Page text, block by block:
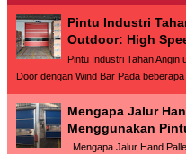
Pintu Industri
Outdoor: High
Pintu Industri Tahan Angin
Door dengan Wind Bar Pada
Mengapa Jalur
Menggunakan
Mengapa Jalur Hand